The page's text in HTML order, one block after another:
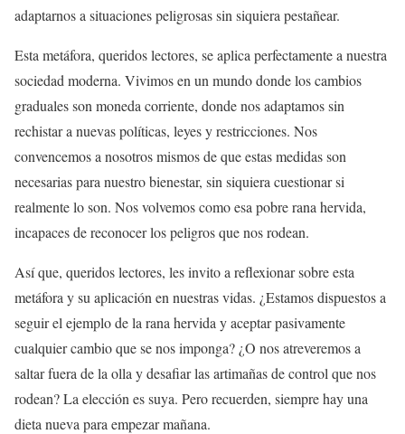
adaptarnos a situaciones peligrosas sin siquiera pestañear.
Esta metáfora, queridos lectores, se aplica perfectamente a nuestra
sociedad moderna. Vivimos en un mundo donde los cambios
graduales son moneda corriente, donde nos adaptamos sin
rechistar a nuevas políticas, leyes y restricciones. Nos
convencemos a nosotros mismos de que estas medidas son
necesarias para nuestro bienestar, sin siquiera cuestionar si
realmente lo son. Nos volvemos como esa pobre rana hervida,
incapaces de reconocer los peligros que nos rodean.
Así que, queridos lectores, les invito a reflexionar sobre esta
metáfora y su aplicación en nuestras vidas. ¿Estamos dispuestos a
seguir el ejemplo de la rana hervida y aceptar pasivamente
cualquier cambio que se nos imponga? ¿O nos atreveremos a
saltar fuera de la olla y desafiar las artimañas de control que nos
rodean? La elección es suya. Pero recuerden, siempre hay una
dieta nueva para empezar mañana.